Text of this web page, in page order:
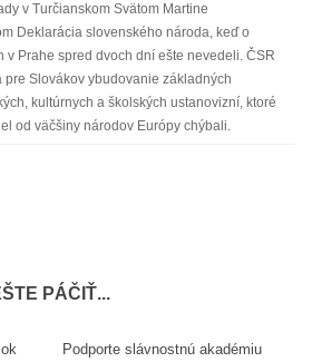
v Turčianskom Svätom Martine
Deklarácia slovenského národa, keď o
v Prahe spred dvoch dní ešte nevedeli. ČSR
pre Slovákov ybudovanie základných
kultúrnych a školských ustanovizní, ktoré
od väčšiny národov Európy chýbali.
PÁČIŤ...
Podporte slávnostnú akadémiu